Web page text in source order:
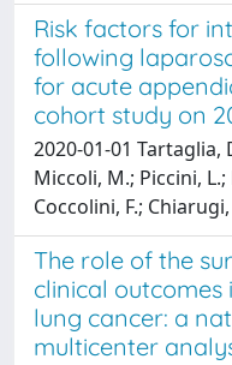
Risk factors for
following
for acute
cohort study on
2020-01-01 Tartaglia,
Miccoli, M.; Piccini,
Coccolini, F.;
The role of the
clinical outcomes
lung cancer: a
multicenter